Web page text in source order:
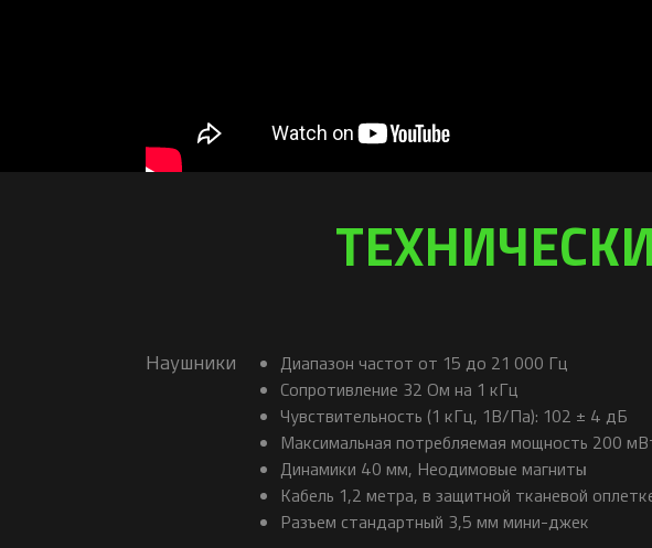
Наушники
Диапазон частот от 15 до 21 000 Гц
Сопротивление 32 Ом на 1 кГц
Чувствительность (1 кГц, 1В/Па): 102 ± 4 дБ
Максимальная потребляемая мощность 200
Динамики 40 мм, Неодимовые магниты
Кабель 1,2 метра, в защитной тканевой
Разъем стандартный 3,5 мм мини-джек